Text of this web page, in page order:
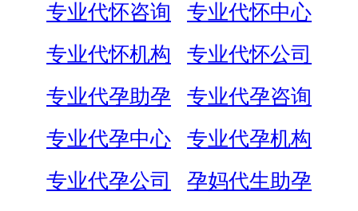
专业代怀咨询
专业代怀中心
专业代怀机构
专业代怀公司
专业代孕助孕
专业代孕咨询
专业代孕中心
专业代孕机构
专业代孕公司
孕妈代生助孕